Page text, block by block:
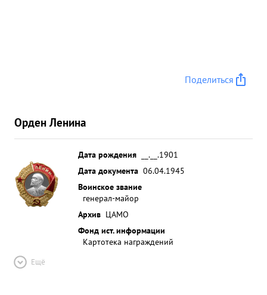
Поделиться
Орден Ленина
Дата рождения
__.__.1901
Дата документа 06.04.1945
Воинское звание
генерал-майор
Архив ЦАМО
Фонд ист. информации
Картотека награждений
Ещё